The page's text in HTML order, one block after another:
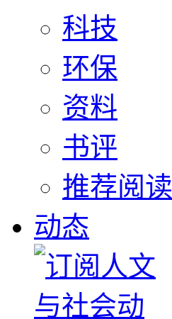
科技
环保
资料
书评
推荐阅读
动态